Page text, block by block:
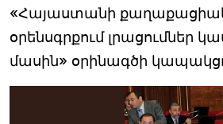
«Հայաստանի
օրենսգրքում լրացումներ
մասին» օրինագծի